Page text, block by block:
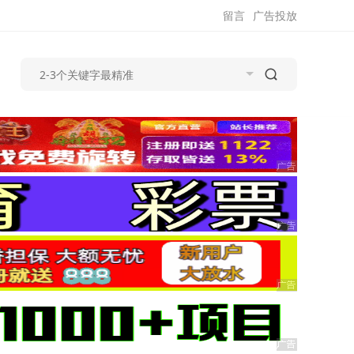
广告投放
留言